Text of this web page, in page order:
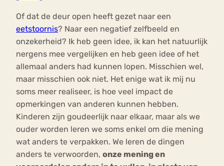
Of dat de deur open heeft gezet naar een
eetstoornis? Naar een negatief zelfbeeld en
onzekerheid? Ik heb geen idee, ik kan het natuurlijk
nergens mee vergelijken en heb geen idee of het
allemaal anders had kunnen lopen. Misschien wel,
maar misschien ook niet. Het enige wat ik mij nu
soms meer realiseer, is hoe veel impact de
opmerkingen van anderen kunnen hebben.
Kinderen zijn goudeerlijk naar elkaar, maar als we
ouder worden leren we soms enkel om die mening
wat anders te verpakken. We leren de dingen
anders te verwoorden, onze mening en